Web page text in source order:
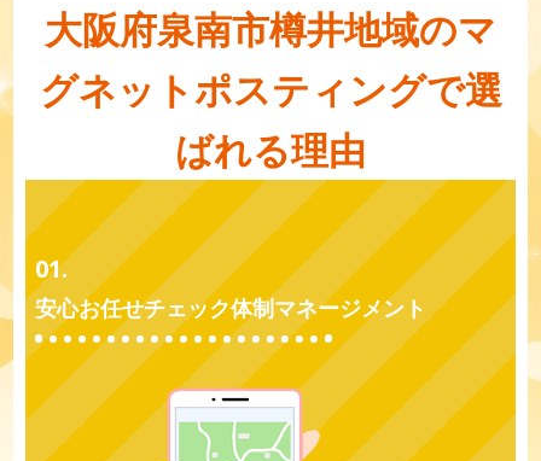
大阪府泉南市樽井地域のマ
グネットポスティングで選
ばれる理由
01.
安心お任せチェック体制マネージメント